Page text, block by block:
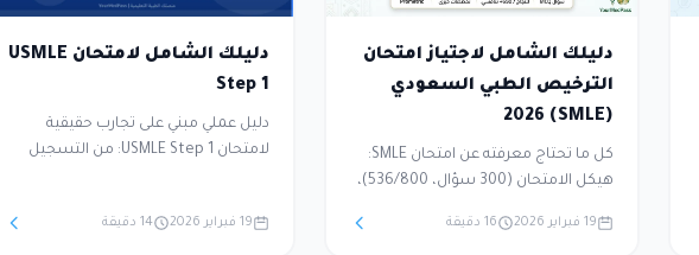
دليلك الشامل لاجتياز امتحان
الترخيص الطبي السعودي
(SMLE) 2026
كل ما تحتاج معرفته عن امتحان SMLE:
هيكل الامتحان (300 سؤال، 536/800)،
19 فبراير 2026 16 دقيقة
دليلك الشامل لامتحان USMLE
Step 1
دليل عملي مبني على تجارب حقيقية
لامتحان USMLE Step 1: من التسجيل
من 6-9 أشهر، وأهم المصادر التي
19 فبراير 2026 14 دقيقة